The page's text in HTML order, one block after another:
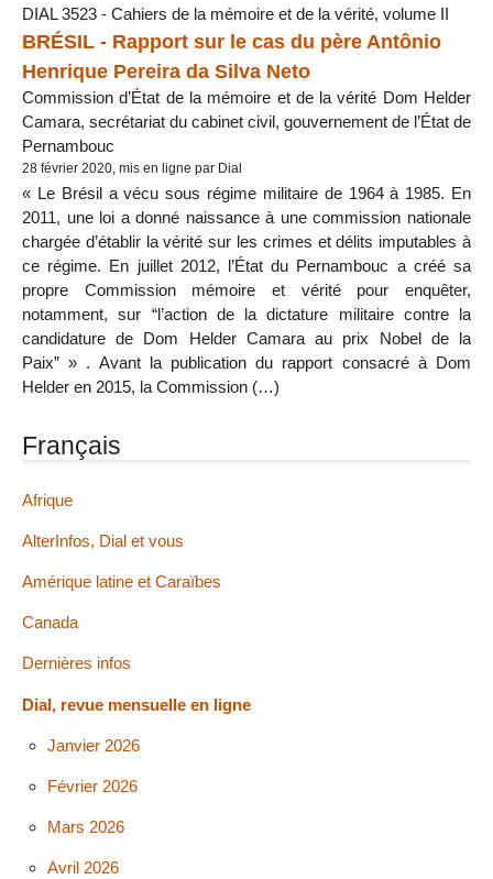
DIAL 3523 - Cahiers de la mémoire et de la vérité, volume II
BRÉSIL - Rapport sur le cas du père Antônio
Henrique Pereira da Silva Neto
Commission d’État de la mémoire et de la vérité Dom Helder
Camara, secrétariat du cabinet civil, gouvernement de l’État de
Pernambouc
28 février 2020, mis en ligne par Dial
« Le Brésil a vécu sous régime militaire de 1964 à 1985. En
2011, une loi a donné naissance à une commission nationale
chargée d’établir la vérité sur les crimes et délits imputables à
ce régime. En juillet 2012, l’État du Pernambouc a créé sa
propre Commission mémoire et vérité pour enquêter,
notamment, sur “l’action de la dictature militaire contre la
candidature de Dom Helder Camara au prix Nobel de la
Paix” » . Avant la publication du rapport consacré à Dom
Helder en 2015, la Commission (…)
Français
Afrique
AlterInfos, Dial et vous
Amérique latine et Caraïbes
Canada
Dernières infos
Dial, revue mensuelle en ligne
Janvier 2026
Février 2026
Mars 2026
Avril 2026